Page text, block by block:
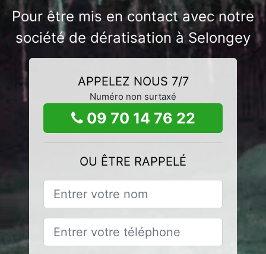
Pour être mis en contact avec notre
société de dératisation à Selongey
APPELEZ NOUS 7/7
Numéro non surtaxé
09 70 14 76 22
OU ÊTRE RAPPELÉ